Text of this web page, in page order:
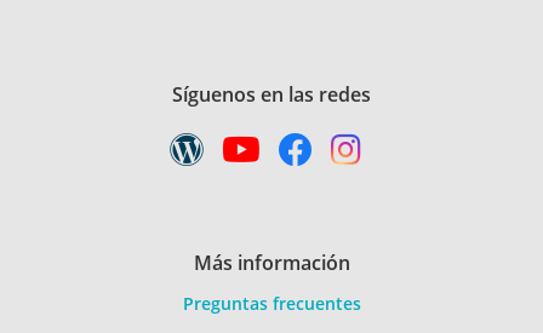
Síguenos en las redes
Más información
Preguntas frecuentes